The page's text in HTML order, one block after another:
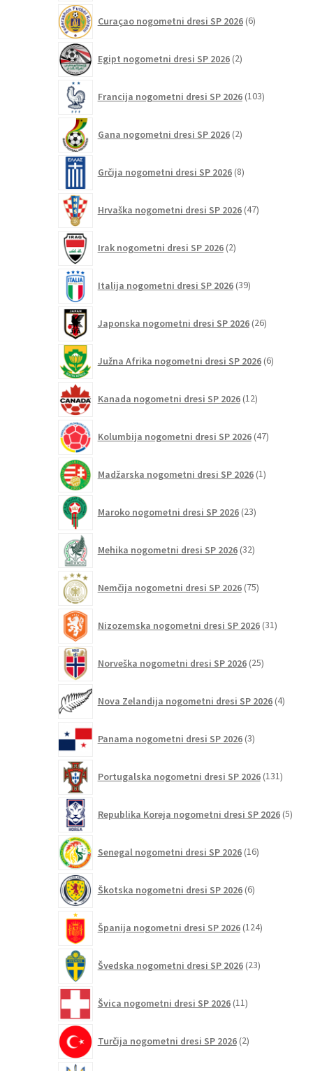
Curaçao nogometni dresi SP 2026 6izdelkov
Egipt nogometni dresi SP 2026 2izdelka
Francija nogometni dresi SP 2026 103izdelki
Gana nogometni dresi SP 2026 2izdelka
Grčija nogometni dresi SP 2026 8izdelkov
Hrvaška nogometni dresi SP 2026 47izdelkov
Irak nogometni dresi SP 2026 2izdelka
Italija nogometni dresi SP 2026 39izdelkov
Japonska nogometni dresi SP 2026 26izdelkov
Južna Afrika nogometni dresi SP 2026 6izdelkov
Kanada nogometni dresi SP 2026 12izdelkov
Kolumbija nogometni dresi SP 2026 47izdelkov
Madžarska nogometni dresi SP 2026 1izdelek
Maroko nogometni dresi SP 2026 23izdelkov
Mehika nogometni dresi SP 2026 32izdelkov
Nemčija nogometni dresi SP 2026 75izdelkov
Nizozemska nogometni dresi SP 2026 31izdelkov
Norveška nogometni dresi SP 2026 25izdelkov
Nova Zelandija nogometni dresi SP 2026 4izdelki
Panama nogometni dresi SP 2026 3izdelki
Portugalska nogometni dresi SP 2026 131
Republika Koreja nogometni dresi SP 2026 5
Senegal nogometni dresi SP 2026 16izdelkov
Škotska nogometni dresi SP 2026 6izdelkov
Španija nogometni dresi SP 2026 124izdelkov
Švedska nogometni dresi SP 2026 23izdelkov
Švica nogometni dresi SP 2026 11izdelkov
Turčija nogometni dresi SP 2026 2izdelka